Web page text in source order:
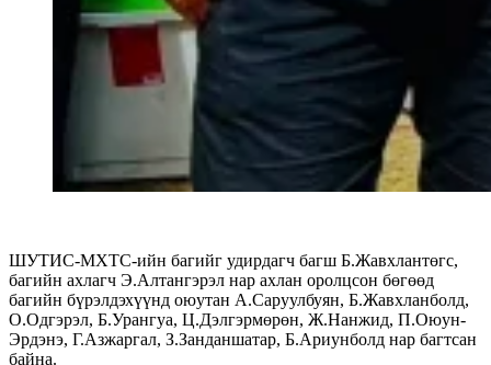
ШУТИС-МХТС-ийн багийг удирдагч багш Б.Жавхлантөгс,
багийн ахлагч Э.Алтангэрэл нар ахлан оролцсон бөгөөд
багийн бүрэлдэхүүнд оюутан А.Саруулбуян, Б.Жавхланболд,
О.Одгэрэл, Б.Урангуа, Ц.Дэлгэрмөрөн, Ж.Нанжид, П.Оюун-
Эрдэнэ, Г.Азжаргал, З.Занданшатар, Б.Ариунболд нар багтсан
байна.